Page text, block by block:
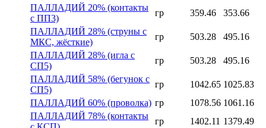
ПАЛЛАДИЙ 20% (контакты
с ПП3)
гр 359.46
353.66
ПАЛЛАДИЙ 28% (струны с
МКС, жёсткие)
гр 503.28
495.16
ПАЛЛАДИЙ 28% (игла с
СП5)
гр 503.28
495.16
ПАЛЛАДИЙ 58% (бегунок с
СП5)
гр 1042.65 1025.83
ПАЛЛАДИЙ 60% (проволка) гр 1078.56 1061.16
ПАЛЛАДИЙ 78% (контакты
гр 1402.11 1379.49